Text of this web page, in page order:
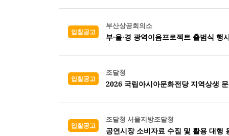
입찰공고
부산상공회의소
부·울·경 광역이음프로젝트 출범식
입찰공고
조달청
2026 국립아시아문화전당 지역상생
입찰공고
조달청 서울지방조달청
공연시장 소비자료 수집 및 활용 대행